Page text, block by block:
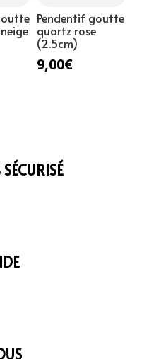
Pendentif goutte
quartz rose
(2.5cm)
9,00€